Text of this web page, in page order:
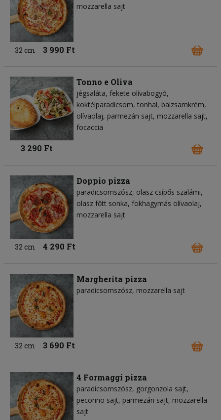
mozzarella sajt
32 cm 3 990 Ft
Tonno e Oliva
jégsaláta fekete olívabogyó
koktélparadicsom tonhal balzsamkrém
olívaolaj parmezán sajt mozzarella sajt
focaccia
3 290 Ft
Doppio pizza
paradicsomszósz olasz csípős szalámi
olasz főtt sonka fokhagymás olívaolaj
mozzarella sajt
32 cm 4 290 Ft
Margherita pizza
paradicsomszósz mozzarella sajt
32 cm 3 690 Ft
4 Formaggi pizza
paradicsomszósz gorgonzola sajt
pecorino sajt parmezán sajt mozzarella
sajt